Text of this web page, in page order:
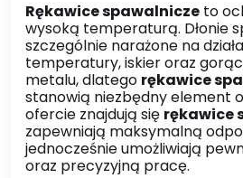
Rękawice spawalnicze to
wysoką temperaturą. Dłonie
szczególnie narażone na
temperatury, iskier oraz
metalu, dlatego rękawice
stanowią niezbędny element
ofercie znajdują się rękawice
zapewniają maksymalną
jednocześnie umożliwiają
oraz precyzyjną pracę.